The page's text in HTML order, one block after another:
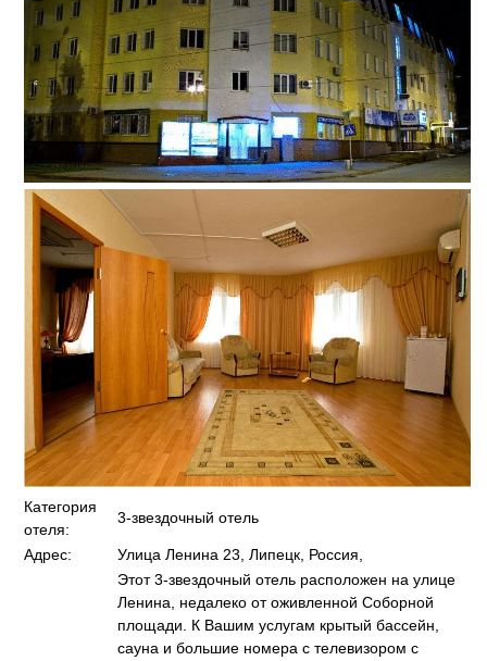
Категория
отеля:
3-звездочный отель
Адрес: Улица Ленина 23, Липецк, Россия,
Этот 3-звездочный отель расположен на улице
Ленина, недалеко от оживленной Соборной
площади. К Вашим услугам крытый бассейн,
сауна и большие номера с телевизором с